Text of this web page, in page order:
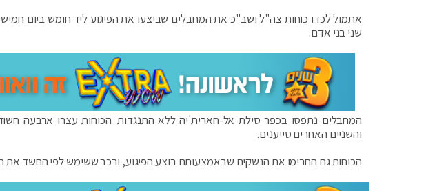
אתמול לכדו כוחות צה"ל ושב"כ את המחבלים שביצעו את הפיגוע ליד חומש ביום
שני בני אדם.
המחבלים נתפסו בכפר סילת אל-חארית'יה ללא התנגדות. הכוחות עצרו ארבעה
והשניים האחרים סייענים.
הכוחות גם החרימו את הנשקים שבאמצעותם בוצע הפיגוע, ורכב ששימש לפי החשד את